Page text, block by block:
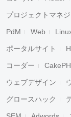
プロジェクトマネ
PdM Web
ポータルサイト
コーダー
ウェブデザイン
グロースハック